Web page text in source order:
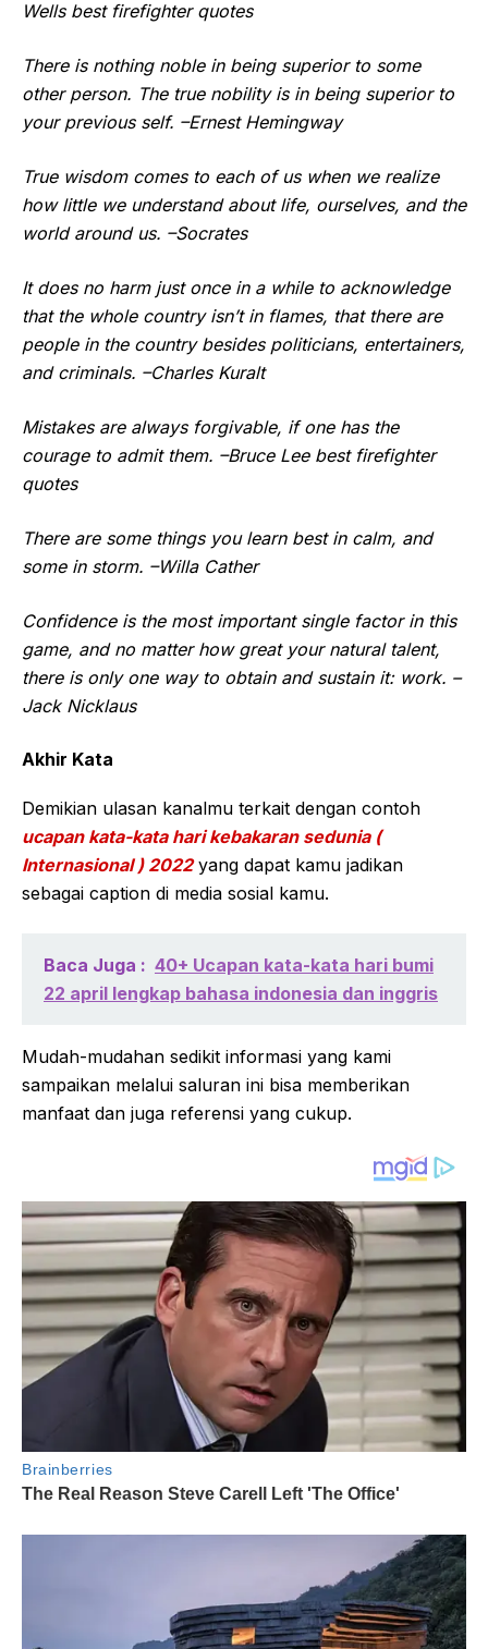
Wells best firefighter quotes
There is nothing noble in being superior to some
other person. The true nobility is in being superior to
your previous self. –Ernest Hemingway
True wisdom comes to each of us when we realize
how little we understand about life, ourselves, and the
world around us. –Socrates
It does no harm just once in a while to acknowledge
that the whole country isn’t in flames, that there are
people in the country besides politicians, entertainers,
and criminals. –Charles Kuralt
Mistakes are always forgivable, if one has the
courage to admit them. –Bruce Lee best firefighter
quotes
There are some things you learn best in calm, and
some in storm. –Willa Cather
Confidence is the most important single factor in this
game, and no matter how great your natural talent,
there is only one way to obtain and sustain it: work. –
Jack Nicklaus
Akhir Kata
Demikian ulasan kanalmu terkait dengan contoh
ucapan kata-kata hari kebakaran sedunia (
Internasional ) 2022yang dapat kamu jadikan
sebagai caption di media sosial kamu.
Baca Juga : 40+ Ucapan kata-kata hari bumi
22 april lengkap bahasa indonesia dan inggris
Mudah-mudahan sedikit informasi yang kami
sampaikan melalui saluran ini bisa memberikan
manfaat dan juga referensi yang cukup.